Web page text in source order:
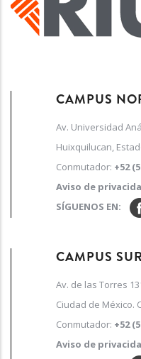
CAMPUS
Av. Universidad
Huixquilucan,
Conmutador: +52
Aviso de
SÍGUENOS EN:
CAMPUS SUR
Av. de las Torres
Ciudad de México.
Conmutador: +52
Aviso de